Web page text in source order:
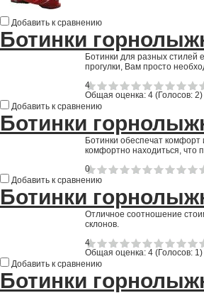
Добавить к сравнению
Ботинки
Ботинки для разных
прогулки, Вам просто
4
Общая оценка: 4 (Голосов: 2)
Добавить к сравнению
Ботинки
Ботинки обеспечат
комфортно находиться, что
0
Добавить к сравнению
Ботинки
Отличное соотношение
склонов.
4
Общая оценка: 4 (Голосов: 1)
Добавить к сравнению
Ботинки